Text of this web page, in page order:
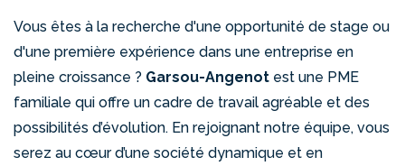
Vous êtes à la recherche d'une opportunité de stage ou
d'une première expérience dans une entreprise en
pleine croissance ? Garsou-Angenot est une PME
familiale qui offre un cadre de travail agréable et des
possibilités d’évolution. En rejoignant notre équipe, vous
serez au cœur d’une société dynamique et en